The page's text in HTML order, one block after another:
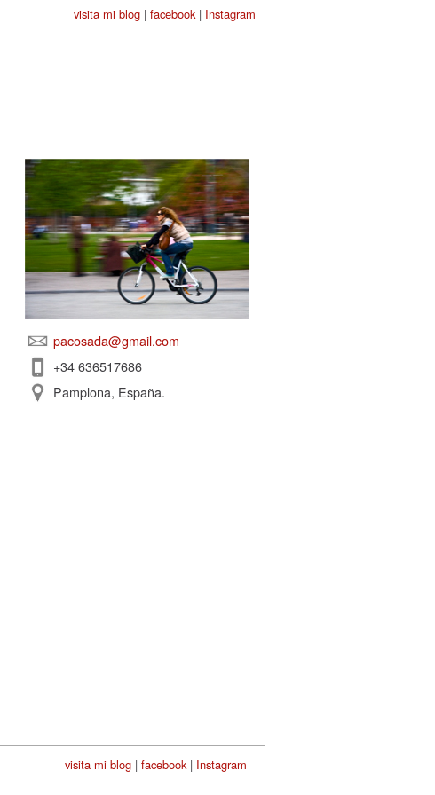
visita mi blog | facebook| Instagram
pacosada@gmail.com
+34 636517686
Pamplona, España.
visita mi blog | facebook | Instagram